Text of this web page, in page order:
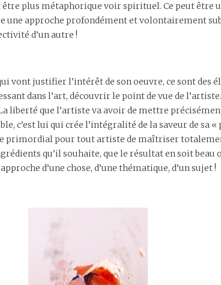
plus métaphorique voir spirituel. Ce peut être
une approche profondément et volontairement
d’un autre !
vont justifier l’intérêt de son oeuvre, ce sont des
dans l’art, découvrir le point de vue de
liberté que l’artiste va avoir de mettre
c’est lui qui crée l’intégralité de la saveur de sa «
de primordial pour tout artiste de maîtriser
qu’il souhaite, que le résultat en soit
d’une chose, d’une thématique, d’un sujet !